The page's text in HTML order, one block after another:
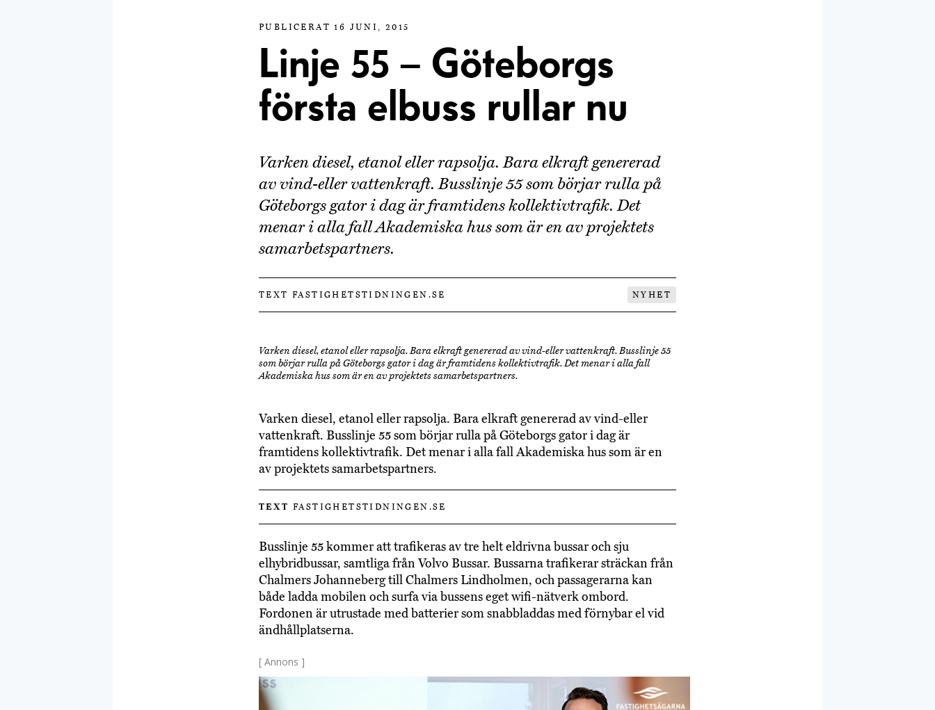
PUBLICERAT 16 JUNI, 2015
Linje 55 – Göteborgs
första elbuss rullar nu
Varken diesel, etanol eller rapsolja. Bara elkraft genererad
av vind-eller vattenkraft. Busslinje 55 som börjar rulla på
Göteborgs gator i dag är framtidens kollektivtrafik. Det
menar i alla fall Akademiska hus som är en av projektets
samarbetspartners.
TEXT FASTIGHETSTIDNINGEN.SE NYHET
Varken diesel, etanol eller rapsolja. Bara elkraft genererad av vind-eller vattenkraft. Busslinje 55
som börjar rulla på Göteborgs gator i dag är framtidens kollektivtrafik. Det menar i alla fall
Akademiska hus som är en av projektets samarbetspartners.
Varken diesel, etanol eller rapsolja. Bara elkraft genererad av vind-eller
vattenkraft. Busslinje 55 som börjar rulla på Göteborgs gator i dag är
framtidens kollektivtrafik. Det menar i alla fall Akademiska hus som är en
av projektets samarbetspartners.
TEXT FASTIGHETSTIDNINGEN.SE
Busslinje 55 kommer att trafikeras av tre helt eldrivna bussar och sju
elhybridbussar, samtliga från Volvo Bussar. Bussarna trafikerar sträckan från
Chalmers Johanneberg till Chalmers Lindholmen, och passagerarna kan
både ladda mobilen och surfa via bussens eget wifi-nätverk ombord.
Fordonen är utrustade med batterier som snabbladdas med förnybar el vid
ändhållplatserna.
[ Annons ]